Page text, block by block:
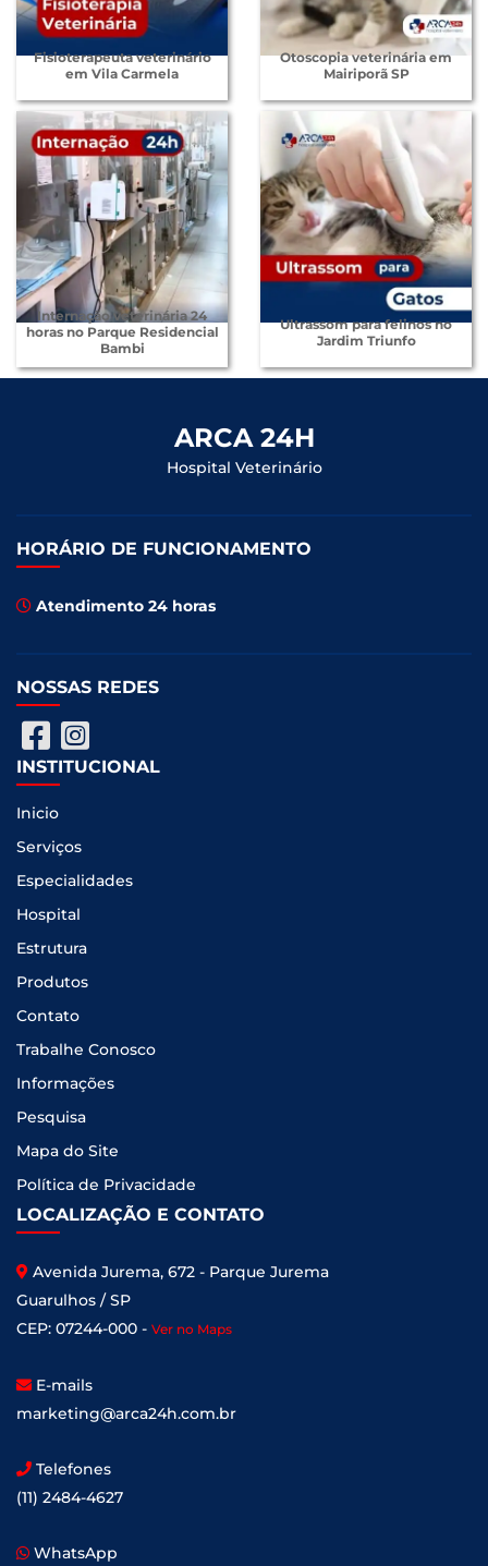
Fisioterapeuta veterinário
em Vila Carmela
Otoscopia veterinária em
Mairiporã SP
Internação veterinária 24
horas no Parque Residencial
Bambi
Ultrassom para felinos no
Jardim Triunfo
ARCA 24H
Hospital Veterinário
HORÁRIO DE FUNCIONAMENTO
Atendimento 24 horas
NOSSAS REDES
INSTITUCIONAL
Inicio
Serviços
Especialidades
Hospital
Estrutura
Produtos
Contato
Trabalhe Conosco
Informações
Pesquisa
Mapa do Site
Política de Privacidade
LOCALIZAÇÃO E CONTATO
Avenida Jurema, 672 - Parque Jurema
Guarulhos / SP
CEP: 07244-000 - Ver no Maps
E-mails
marketing@arca24h.com.br
Telefones
(11) 2484-4627
WhatsApp